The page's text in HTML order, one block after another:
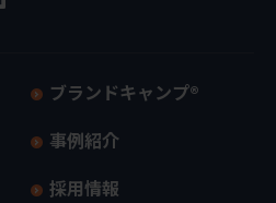
ブランドキャンプ®
事例紹介
採用情報